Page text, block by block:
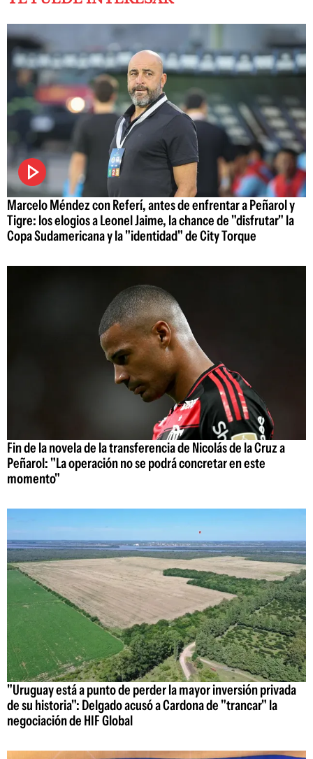
Marcelo Méndez con Referí, antes de enfrentar a Peñarol y
Tigre: los elogios a Leonel Jaime, la chance de "disfrutar" la
Copa Sudamericana y la "identidad" de City Torque
Fin de la novela de la transferencia de Nicolás de la Cruz a
Peñarol: "La operación no se podrá concretar en este
momento"
"Uruguay está a punto de perder la mayor inversión privada
de su historia": Delgado acusó a Cardona de "trancar" la
negociación de HIF Global